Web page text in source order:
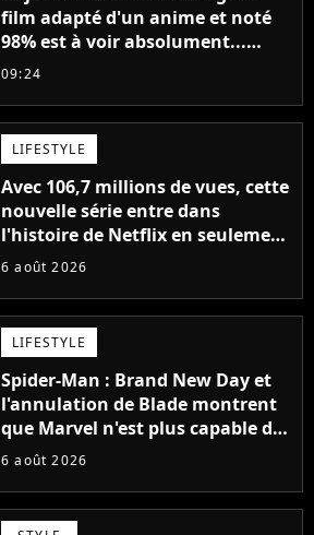
film adapté d'un anime et noté
98% est à voir absolument...
sinon vous ne comprendrez plus
09:24
LIFESTYLE
Avec 106,7 millions de vues, cette
nouvelle série entre dans
l'histoire de Netflix en seulement
48 jours
6 août 2026
LIFESTYLE
Spider-Man : Brand New Day et
l'annulation de Blade montrent
que Marvel n'est plus capable de
faire quoi que ce soit de simple
6 août 2026